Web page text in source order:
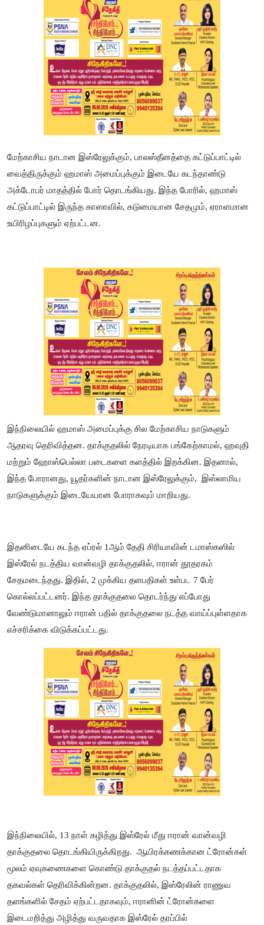
மேற்காசிய நாடான இஸ்ரேலுக்கும், பாலஸ்தீனத்தை கட்டுப்பாட்டில்
வைத்திருக்கும் ஹமாஸ் அமைப்புக்கும் இடையே கடந்தாண்டு
அக்டோபர் மாதத்தில் போர் தொடங்கியது. இந்த போரில், ஹமாஸ்
கட்டுப்பாட்டில் இருந்த காஸாவில், கடுமையான சேதமும், ஏராளமான
உயிரிழப்புகளும் ஏற்பட்டன.
இந்நிலையில் ஹமாஸ் அமைப்புக்கு சில மேற்காசிய நாடுகளும்
ஆதரவு தெரிவித்தன. தாக்குதலில் நேரடியாக பங்கேற்காமல், ஹவுதி
மற்றும் ஹோஸ்பெல்லா படைகளை களத்தில் இறக்கின. இதனால்,
இந்த போரானது, யூதர்களின் நாடான இஸ்ரேலுக்கும்,
இஸ்லாமிய
நாடுகளுக்கும் இடையேயான போராகவும் மாறியது.
இதனிடையே கடந்த ஏப்ரல் 1ஆம் தேதி சிரியாவின் டமாஸ்கஸில்
இஸ்ரேல் நடத்திய வான்வழி தாக்குதலில், ஈரான் தூதரகம்
சேதமடைந்தது. இதில், 2 முக்கிய தளபதிகள் உள்பட 7 பேர்
கொல்லப்பட்டனர். இந்த தாக்குதலை தொடர்ந்து எப்போது
வேண்டுமானாலும் ஈரான் பதில் தாக்குதலை நடத்த வாய்ப்புள்ளதாக
எச்சரிக்கை விடுக்கப்பட்டது.
இந்நிலையில், 13 நாள் கழித்து இஸ்ரேல் மீது ஈரான் வான்வழி
தாக்குதலை தொடங்கியிருக்கிறது. ஆயிரக்கணக்கான ட்ரோன்கள்
மூலம் ஏவுகணைகளை கொண்டு தாக்குதல் நடத்தப்பட்டதாக
தகவல்கள் தெரிவிக்கின்றன. தாக்குதலில், இஸ்ரேலின் ராணுவ
தளங்களில் சேதம் ஏற்பட்டதாகவும், ஈரானின் ட்ரோன்களை
இடைமறித்து அழித்து வருவதாக இஸ்ரேல் தரப்பில்